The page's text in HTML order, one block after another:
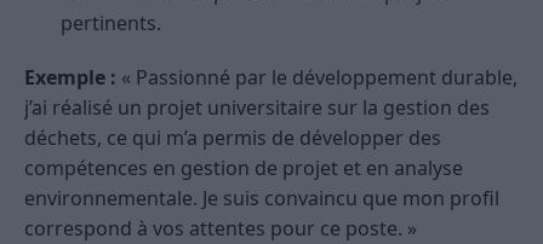
pertinents.
Exemple : « Passionné par le développement durable,
j’ai réalisé un projet universitaire sur la gestion des
déchets, ce qui m’a permis de développer des
compétences en gestion de projet et en analyse
environnementale. Je suis convaincu que mon profil
correspond à vos attentes pour ce poste. »